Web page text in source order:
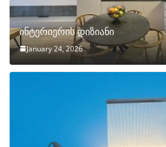
ინტერიერის დიზიანი
January 24, 2026